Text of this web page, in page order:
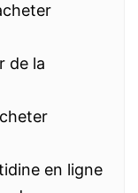
de la
en ligne